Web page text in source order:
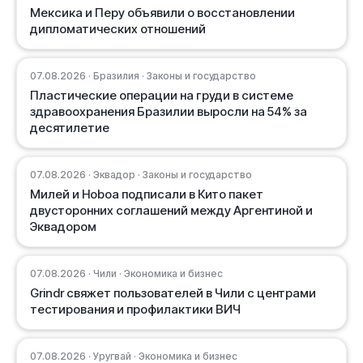
Мексика и Перу объявили о восстановлении
дипломатических отношений
07.08.2026 · Бразилия · Законы и государство
Пластические операции на груди в системе
здравоохранения Бразилии выросли на 54% за
десятилетие
07.08.2026 · Эквадор · Законы и государство
Милей и Ноboa подписали в Кито пакет
двусторонних соглашений между Аргентиной и
Эквадором
07.08.2026 · Чили · Экономика и бизнес
Grindr свяжет пользователей в Чили с центрами
тестирования и профилактики ВИЧ
07.08.2026 · Уругвай · Экономика и бизнес